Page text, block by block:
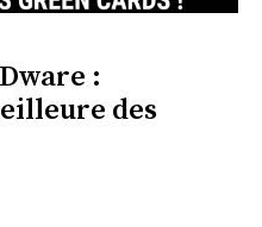
:
des